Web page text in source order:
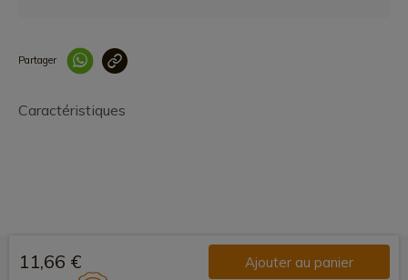
Partager
Caractéristiques
11,66 € Ajouter au panier